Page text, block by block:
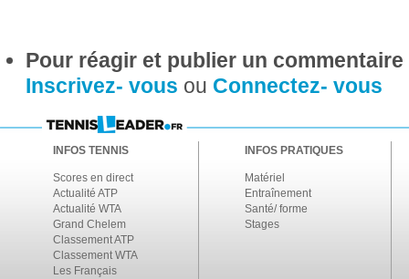
Pour réagir et publier un
Inscrivez- vous ou Connectez- vous
INFOS TENNIS
Scores en direct
Actualité ATP
Actualité WTA
Grand Chelem
Classement ATP
Classement WTA
Les Français
INFOS PRATIQUES
Matériel
Entraînement
Santé/ forme
Stages